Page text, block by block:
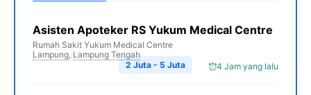
Asisten Apoteker RS Yukum Medical Centre
Rumah Sakit Yukum Medical Centre
Lampung, Lampung Tengah
4 Jam yang lalu
2 Juta - 5 Juta